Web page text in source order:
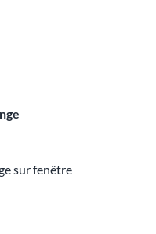
sur fenêtre